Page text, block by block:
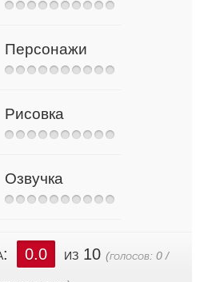
Персонажи
Рисовка
Озвучка
0.0 из 10 (голосов: 0/